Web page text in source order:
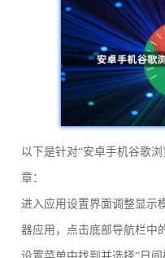
以下是针对“安卓手机谷歌
章：
进入应用设置界面调整显示
器应用，点击底部导航栏中